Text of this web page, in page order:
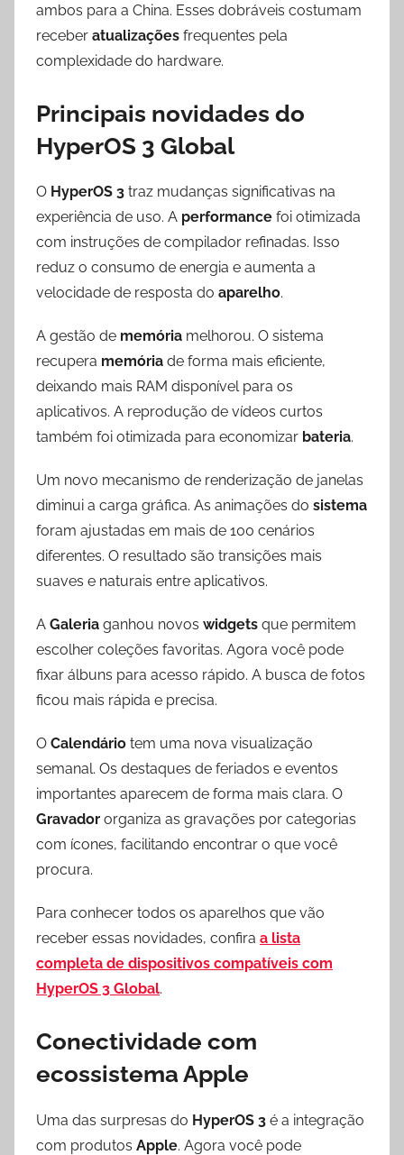
ambos para a China. Esses dobráveis costumam
receber atualizações frequentes pela
complexidade do hardware.
Principais novidades do
HyperOS 3 Global
O HyperOS 3 traz mudanças significativas na
experiência de uso. A performance foi otimizada
com instruções de compilador refinadas. Isso
reduz o consumo de energia e aumenta a
velocidade de resposta do aparelho.
A gestão de memória melhorou. O sistema
recupera memória de forma mais eficiente,
deixando mais RAM disponível para os
aplicativos. A reprodução de vídeos curtos
também foi otimizada para economizar bateria.
Um novo mecanismo de renderização de janelas
diminui a carga gráfica. As animações do sistema
foram ajustadas em mais de 100 cenários
diferentes. O resultado são transições mais
suaves e naturais entre aplicativos.
A Galeria ganhou novos widgets que permitem
escolher coleções favoritas. Agora você pode
fixar álbuns para acesso rápido. A busca de fotos
ficou mais rápida e precisa.
O Calendário tem uma nova visualização
semanal. Os destaques de feriados e eventos
importantes aparecem de forma mais clara. O
Gravador organiza as gravações por categorias
com ícones, facilitando encontrar o que você
procura.
Para conhecer todos os aparelhos que vão
receber essas novidades, confira a lista
completa de dispositivos compatíveis com
HyperOS 3 Global.
Conectividade com
ecossistema Apple
Uma das surpresas do HyperOS 3 é a integração
com produtos Apple. Agora você pode